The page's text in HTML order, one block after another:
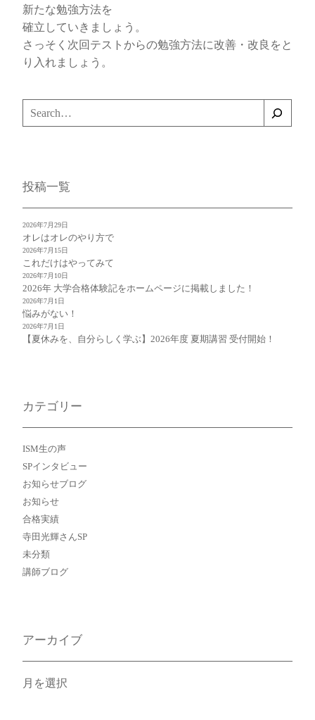
新たな勉強方法を
確立していきましょう。
さっそく次回テストからの勉強方法に改善・改良をと
り入れましょう。
検
索
投稿一覧
オレはオレのやり方で
2026年7月29日
これだけはやってみて
2026年7月15日
2026年 大学合格体験記をホームページに掲載しました！
2026年7月10日
悩みがない！
2026年7月1日
【夏休みを、自分らしく学ぶ】2026年度 夏期講習 受付開始！
2026年7月1日
カテゴリー
ISM生の声
SPインタビュー
お知らせブログ
お知らせ
合格実績
寺田光輝さんSP
未分類
講師ブログ
アーカイブ
ア